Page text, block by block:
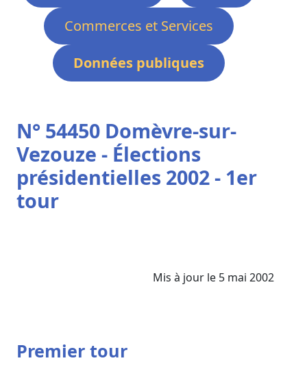
Commerces et Services
Données publiques
N° 54450 Domèvre-sur-
Vezouze - Élections
présidentielles 2002 - 1er
tour
Mis à jour le 5 mai 2002
Premier tour